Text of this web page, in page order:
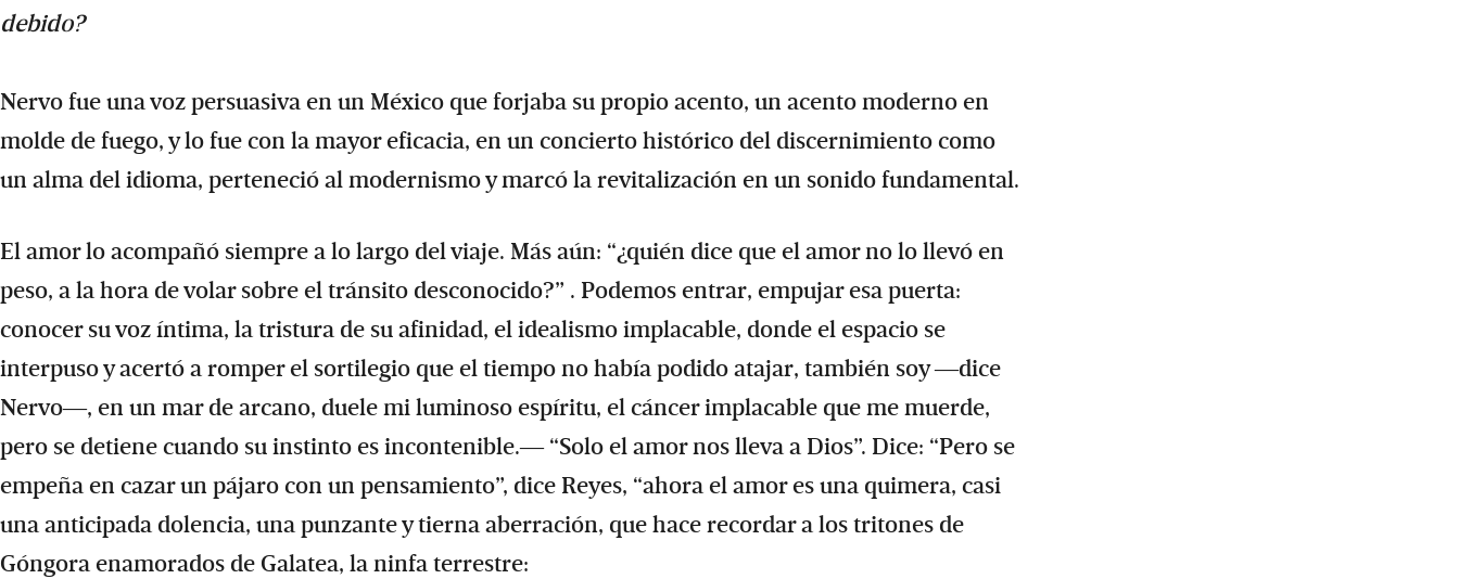
debido?
Nervo fue una voz persuasiva en un México que forjaba su propio acento, un acento moderno en
molde de fuego, y lo fue con la mayor eficacia, en un concierto histórico del discernimiento como
un alma del idioma, perteneció al modernismo y marcó la revitalización en un sonido fundamental.
El amor lo acompañó siempre a lo largo del viaje. Más aún: “¿quién dice que el amor no lo llevó en
peso, a la hora de volar sobre el tránsito desconocido?” . Podemos entrar, empujar esa puerta:
conocer su voz íntima, la tristura de su afinidad, el idealismo implacable, donde el espacio se
interpuso y acertó a romper el sortilegio que el tiempo no había podido atajar, también soy ―dice
Nervo―, en un mar de arcano, duele mi luminoso espíritu, el cáncer implacable que me muerde,
pero se detiene cuando su instinto es incontenible.― “Solo el amor nos lleva a Dios”. Dice: “Pero se
empeña en cazar un pájaro con un pensamiento”, dice Reyes, “ahora el amor es una quimera, casi
una anticipada dolencia, una punzante y tierna aberración, que hace recordar a los tritones de
Góngora enamorados de Galatea, la ninfa terrestre: